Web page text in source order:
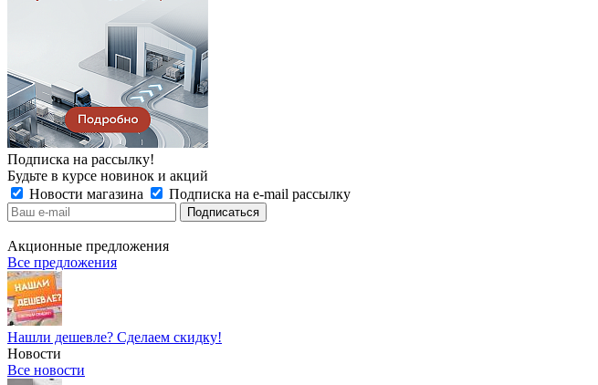
Подписка на рассылку!
Будьте в курсе новинок и акций
Новости магазина
Подписка на e-mail рассылку
Акционные предложения
Все предложения
Нашли дешевле? Сделаем скидку!
Новости
Все новости